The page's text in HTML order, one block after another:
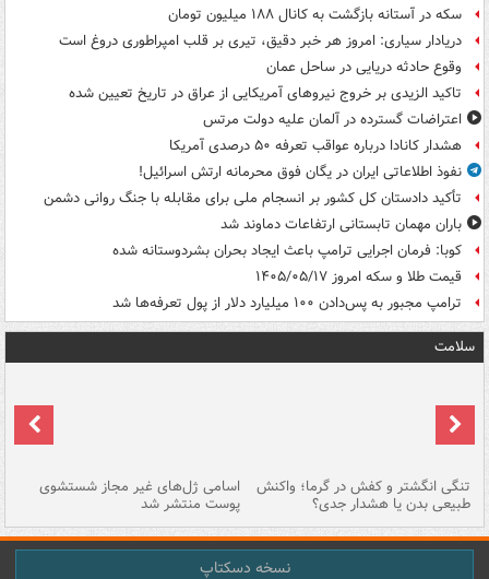
سکه در آستانه بازگشت به کانال ۱۸۸ میلیون تومان
دریادار سیاری: امروز هر خبر دقیق، تیری بر قلب امپراطوری دروغ است
وقوع حادثه دریایی در ساحل عمان
تاکید الزیدی بر خروج نیروهای آمریکایی از عراق در تاریخ تعیین شده
اعتراضات گسترده در آلمان علیه دولت مرتس
هشدار کانادا درباره عواقب تعرفه ۵۰ درصدی آمریکا
نفوذ اطلاعاتی ایران در یگان فوق محرمانه ارتش اسرائیل!
تأکید دادستان کل کشور بر انسجام ملی برای مقابله با جنگ روانی دشمن
باران مهمان تابستانی ارتفاعات دماوند شد
کوبا: فرمان اجرایی ترامپ باعث ایجاد بحران بشردوستانه شده
قیمت طلا و سکه امروز ۱۴۰۵/۰۵/۱۷
ترامپ مجبور به پس‌دادن ۱۰۰ میلیارد دلار از پول تعرفه‌ها شد
سلامت
تنگی انگشتر و کفش در گرما؛ واکنش
طبیعی بدن یا هشدار جدی؟
اسامی ژل‌های غیر مجاز شستشوی
پوست منتشر شد
نسخه دسکتاپ